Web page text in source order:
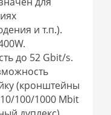
и т.п.).
до 52 Gbit/s.
(кронштейны
100/1000 Mbit